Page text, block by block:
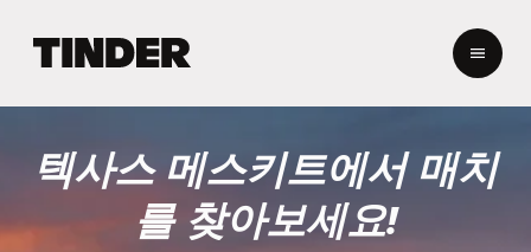
e
r
홈
텍사스 메스키트에서 매치
를 찾아보세요!